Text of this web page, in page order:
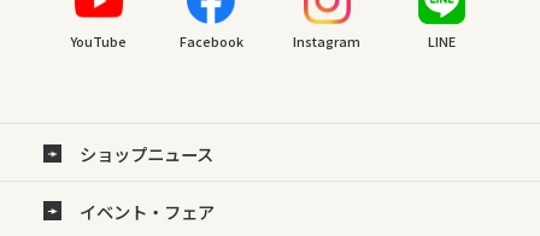
YouTube Facebook Instagram LINE
ショップニュース
イベント・フェア